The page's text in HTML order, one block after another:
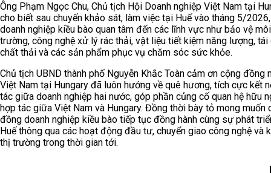
Ông Phạm Ngọc Chu, Chủ tịch Hội Doanh nghiệp Việt Nam tại
cho biết sau chuyến khảo sát, làm việc tại Huế vào tháng 5/
doanh nghiệp kiều bào quan tâm đến các lĩnh vực như bảo vệ môi
trường, công nghệ xử lý rác thải, vật liệu tiết kiệm năng lượng, tái
chất thải và các sản phẩm phục vụ chăm sóc sức khỏe.
Chủ tịch UBND thành phố Nguyễn Khắc Toàn cảm ơn cộng đồng
Việt Nam tại Hungary đã luôn hướng về quê hương, tích cực kết
tác giữa doanh nghiệp hai nước, góp phần củng cố quan hệ hữu
hợp tác giữa Việt Nam và Hungary. Đồng thời bày tỏ mong muốn
đồng doanh nghiệp kiều bào tiếp tục đồng hành cùng sự phát
Huế thông qua các hoạt động đầu tư, chuyển giao công nghệ và
thị trường trong thời gian tới.